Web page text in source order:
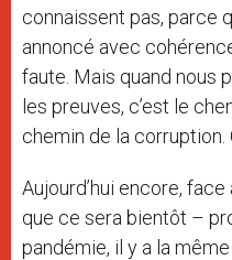
connaissent pas, parce
annoncé avec
faute. Mais quand nous
les preuves, c’est le
chemin de la corruption.
Aujourd’hui encore,
que ce sera bientôt –
pandémie, il y a la